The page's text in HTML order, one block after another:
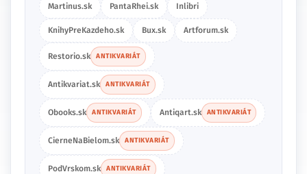
Martinus.sk PantaRhei.sk Inlibri
KnihyPreKazdeho.sk Bux.sk Artforum.sk
Restorio.sk ANTIKVARIÁT
Antikvariat.sk ANTIKVARIÁT
Obooks.sk ANTIKVARIÁT Antiqart.sk ANTIKVARIÁT
CierneNaBielom.sk ANTIKVARIÁT
PodVrskom.sk ANTIKVARIÁT